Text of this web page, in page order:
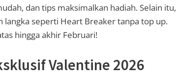
dan tips maksimalkan hadiah. Selain itu,
langka seperti Heart Breaker tanpa top up.
hingga akhir Februari!
Valentine 2026